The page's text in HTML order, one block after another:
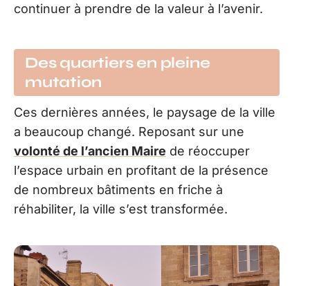
continuer à prendre de la valeur à l’avenir.
Des quartiers en pleine
mutation
Ces dernières années, le paysage de la ville
a beaucoup changé. Reposant sur une
volonté de l’ancien Maire de réoccuper
l’espace urbain en profitant de la présence
de nombreux bâtiments en friche à
réhabiliter, la ville s’est transformée.